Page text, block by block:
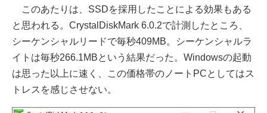
このあたりは、SSDを採用したことによる効果もある
と思われる。CrystalDiskMark 6.0.2で計測したところ、
シーケンシャルリードで毎秒409MB。シーケンシャルラ
イトは毎秒266.1MBという結果だった。Windowsの起動
は思った以上に速く、この価格帯のノートPCとしてはス
トレスを感じさせない。